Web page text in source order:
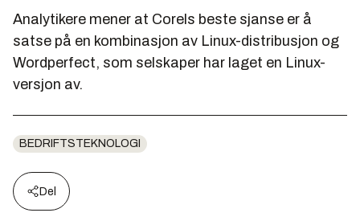
Analytikere mener at Corels beste sjanse er å
satse på en kombinasjon av Linux-distribusjon og
Wordperfect, som selskaper har laget en Linux-
versjon av.
BEDRIFTSTEKNOLOGI
Del